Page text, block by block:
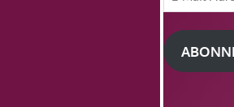
Mail-
Adresse